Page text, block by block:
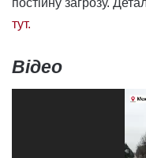
постійну загрозу.
тут.
Відео